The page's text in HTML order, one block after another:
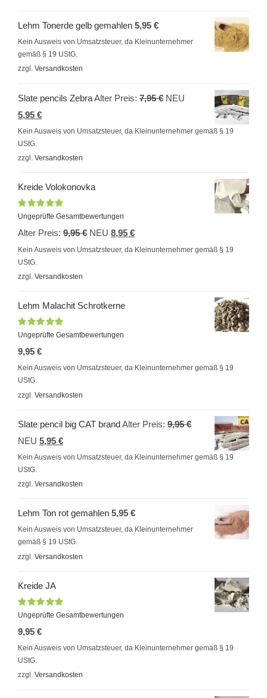
Lehm Tonerde gelb gemahlen 5,95 €
Kein Ausweis von Umsatzsteuer, da Kleinunternehmer
gemäß § 19 UStG.
zzgl. Versandkosten
Slate pencils ZebraAlter Preis: 7,95€ Ursprünglicher
war:
NEU
5,95 €Aktueller
Preis
Kein Ausweis von Umsatzsteuer, da Kleinunternehmer gemäß § 19
UStG.
zzgl. Versandkosten
Kreide Volokonovka
Bewertet
5
Ungeprüfte Gesamtbewertungen
Alter Preis: 9,95€ Ursprünglicher
Preis
NEU 8,95 €Aktueller
Preis
Kein Ausweis von Umsatzsteuer, da Kleinunternehmer gemäß § 19
UStG.
zzgl. Versandkosten
Lehm Malachit Schrotkerne
Bewertet
5
Ungeprüfte Gesamtbewertungen
9,95 €
Kein Ausweis von Umsatzsteuer, da Kleinunternehmer gemäß § 19
UStG.
zzgl. Versandkosten
Slate pencil big CAT brandAlter Preis: 9,95€Ursprünglicher
war:
NEU 5,95 €Aktueller
Preis
Kein Ausweis von Umsatzsteuer, da Kleinunternehmer gemäß § 19
UStG.
zzgl. Versandkosten
Lehm Ton rot gemahlen 5,95 €
Kein Ausweis von Umsatzsteuer, da Kleinunternehmer
gemäß § 19 UStG.
zzgl. Versandkosten
Kreide JA
Bewertet
5
Ungeprüfte Gesamtbewertungen
9,95 €
Kein Ausweis von Umsatzsteuer, da Kleinunternehmer gemäß § 19
UStG.
zzgl. Versandkosten